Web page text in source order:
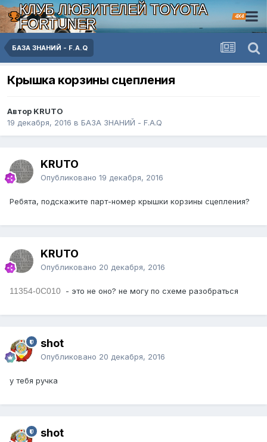
КЛУБ ЛЮБИТЕЛЕЙ TOYOTA
FORTUNER
4X4
БАЗА ЗНАНИЙ - F.A.Q
Крышка корзины сцепления
Автор KRUTO
19 декабря, 2016 в БАЗА ЗНАНИЙ - F.A.Q
KRUTO
Опубликовано 19 декабря, 2016
Ребята, подскажите парт-номер крышки корзины сцепления?
KRUTO
Опубликовано 20 декабря, 2016
11354-0C010 - это не оно? не могу по схеме разобраться
shot
Опубликовано 20 декабря, 2016
у тебя ручка
shot